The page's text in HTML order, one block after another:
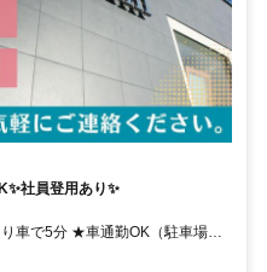
社員登用あり✨
車で5分 ★車通勤OK（駐車場完